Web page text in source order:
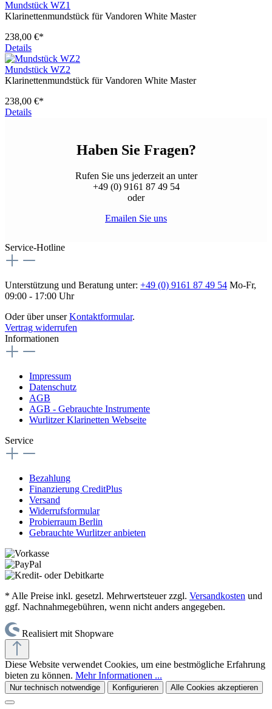
Mundstück WZ1
Klarinettenmundstück für Vandoren White Master
238,00 €*
Details
Mundstück WZ2
Klarinettenmundstück für Vandoren White Master
238,00 €*
Details
Haben Sie Fragen?
Rufen Sie uns jederzeit an unter
+49 (0) 9161 87 49 54
oder
Emailen Sie uns
Service-Hotline
Unterstützung und Beratung unter: +49 (0) 9161 87 49 54 Mo-Fr,
09:00 - 17:00 Uhr
Oder über unserKontaktformular.
Vertrag widerrufen
Informationen
Impressum
Datenschutz
AGB
AGB - Gebrauchte Instrumente
Wurlitzer Klarinetten Webseite
Service
Bezahlung
Finanzierung CreditPlus
Versand
Widerrufsformular
Probierraum Berlin
Gebrauchte Wurlitzer anbieten
* Alle Preise inkl. gesetzl. Mehrwertsteuer zzgl. Versandkosten und
ggf. Nachnahmegebühren, wenn nicht anders angegeben.
Realisiert mit Shopware
Diese Website verwendet Cookies, um eine bestmögliche Erfahrung
bieten zu können. Mehr Informationen ...
Nur technisch notwendige Konfigurieren Alle Cookies akzeptieren